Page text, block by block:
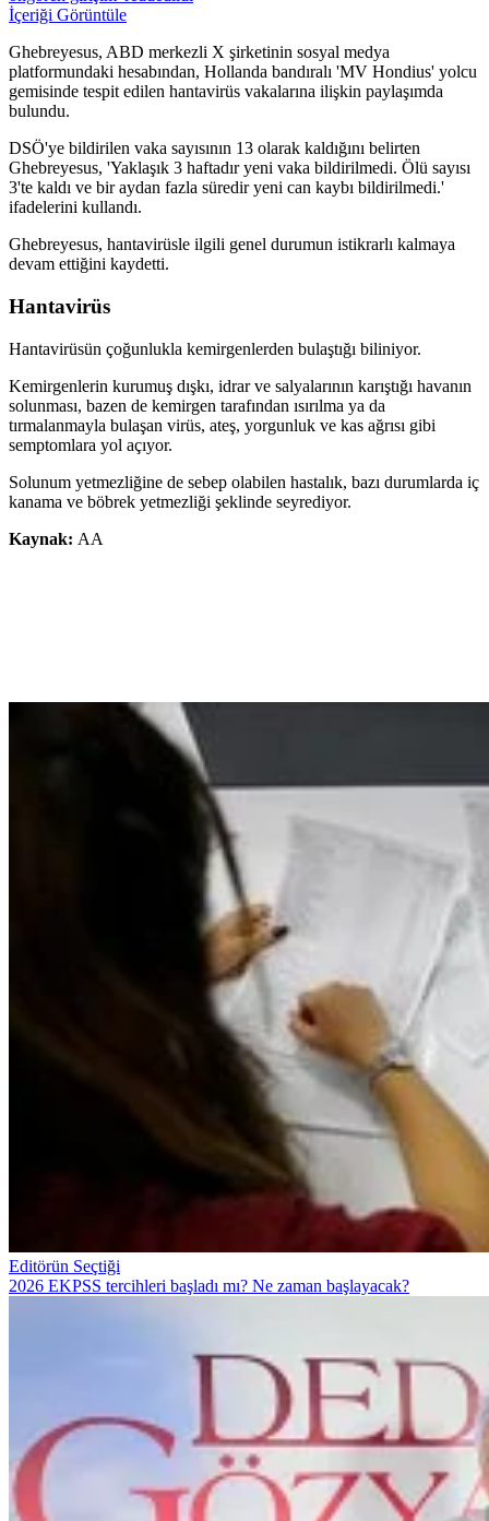
İçeriği Görüntüle
Ghebreyesus, ABD merkezli X şirketinin sosyal medya
platformundaki hesabından, Hollanda bandıralı 'MV Hondius' yolcu
gemisinde tespit edilen hantavirüs vakalarına ilişkin paylaşımda
bulundu.
DSÖ'ye bildirilen vaka sayısının 13 olarak kaldığını belirten
Ghebreyesus, 'Yaklaşık 3 haftadır yeni vaka bildirilmedi. Ölü sayısı
3'te kaldı ve bir aydan fazla süredir yeni can kaybı bildirilmedi.'
ifadelerini kullandı.
Ghebreyesus, hantavirüsle ilgili genel durumun istikrarlı kalmaya
devam ettiğini kaydetti.
Hantavirüs
Hantavirüsün çoğunlukla kemirgenlerden bulaştığı biliniyor.
Kemirgenlerin kurumuş dışkı, idrar ve salyalarının karıştığı havanın
solunması, bazen de kemirgen tarafından ısırılma ya da
tırmalanmayla bulaşan virüs, ateş, yorgunluk ve kas ağrısı gibi
semptomlara yol açıyor.
Solunum yetmezliğine de sebep olabilen hastalık, bazı durumlarda iç
kanama ve böbrek yetmezliği şeklinde seyrediyor.
Kaynak: AA
Editörün Seçtiği
2026 EKPSS tercihleri başladı mı? Ne zaman başlayacak?